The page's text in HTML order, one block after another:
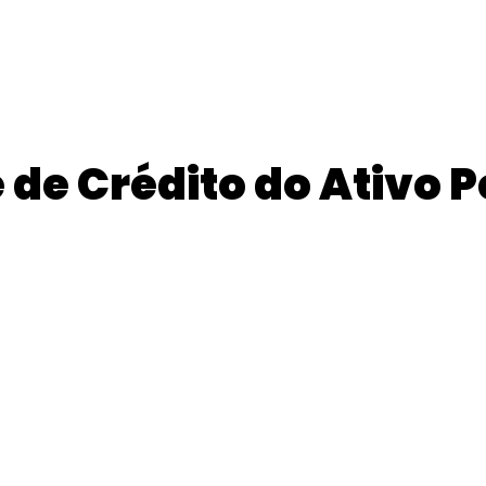
Crédito do Ativo